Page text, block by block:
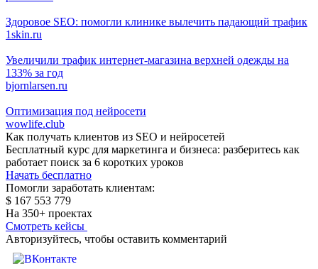
Здоровое SEO: помогли клинике вылечить падающий трафик
1skin.ru
Увеличили трафик интернет-магазина верхней одежды на
133% за год
bjornlarsen.ru
Оптимизация под нейросети
wowlife.club
Как получать клиентов из SEO и нейросетей
Бесплатный курс для маркетинга и бизнеса: разберитесь как
работает поиск за 6 коротких уроков
Начать бесплатно
Помогли заработать клиентам:
$ 167 553 779
На 350+ проектах
Смотреть кейсы
Авторизуйтесь, чтобы оставить комментарий